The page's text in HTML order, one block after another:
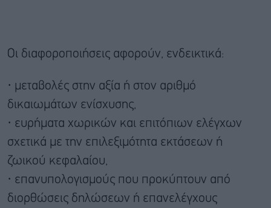
Οι διαφοροποιήσεις αφορούν, ενδεικτικά:
· μεταβολές στην αξία ή στον αριθμό
δικαιωμάτων ενίσχυσης,
· ευρήματα χωρικών και επιτόπιων ελέγχων
σχετικά με την επιλεξιμότητα εκτάσεων ή
ζωικού κεφαλαίου,
· επανυπολογισμούς που προκύπτουν από
διορθώσεις δηλώσεων ή επανελέγχους